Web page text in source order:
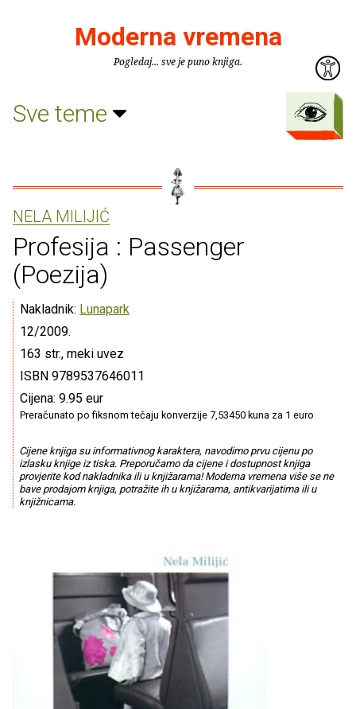
Moderna vremena
Pogledaj... sve je puno knjiga.
Sve teme
NELA MILIJIĆ
Profesija : Passenger
(Poezija)
Nakladnik: Lunapark
12/2009.
163 str., meki uvez
ISBN 9789537646011
Cijena: 9.95 eur
Preračunato po fiksnom tečaju konverzije 7,53450 kuna za 1 euro
Cijene knjiga su informativnog karaktera, navodimo prvu cijenu po
izlasku knjige iz tiska. Preporučamo da cijene i dostupnost knjiga
provjerite kod nakladnika ili u knjižarama! Moderna vremena više se ne
bave prodajom knjiga, potražite ih u knjižarama, antikvarijatima ili u
knjižnicama.